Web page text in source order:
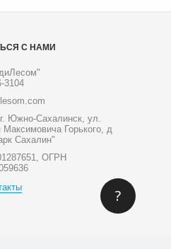
С НАМИ
3104
Южно-Сахалинск, ул.
Максимовича Горького, д
Сахалин"
ОГРН
?